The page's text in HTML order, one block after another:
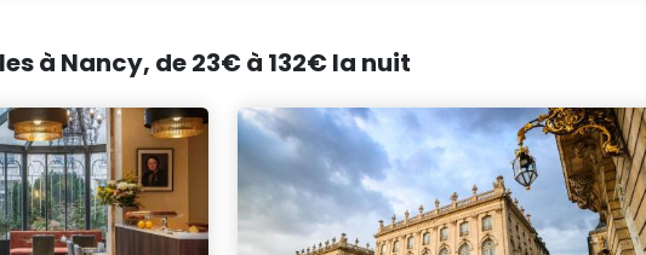
à Nancy, de 23€ à 132€ la nuit